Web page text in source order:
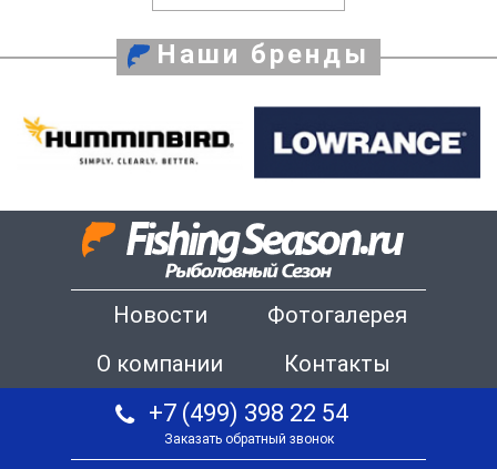
Наши бренды
Новости
Фотогалерея
О компании
Контакты
+7 (499) 398 22 54
Заказать обратный звонок